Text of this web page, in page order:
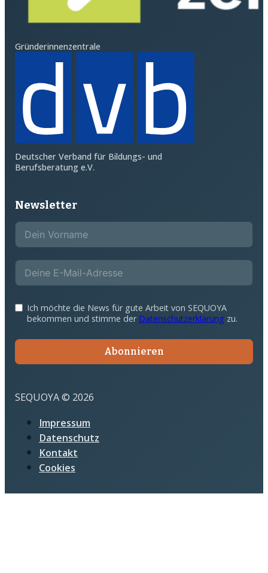
Gründerinnenzentrale
Deutscher Verband für Bildungs- und
Berufsberatung e.V.
Newsletter
Ich möchte die News für gute Arbeit von SEQUOYA
bekommen und stimme der Datenschutzerklärung zu.
Abonnieren
SEQUOYA © 2026
Impressum
Datenschutz
Kontakt
Cookies